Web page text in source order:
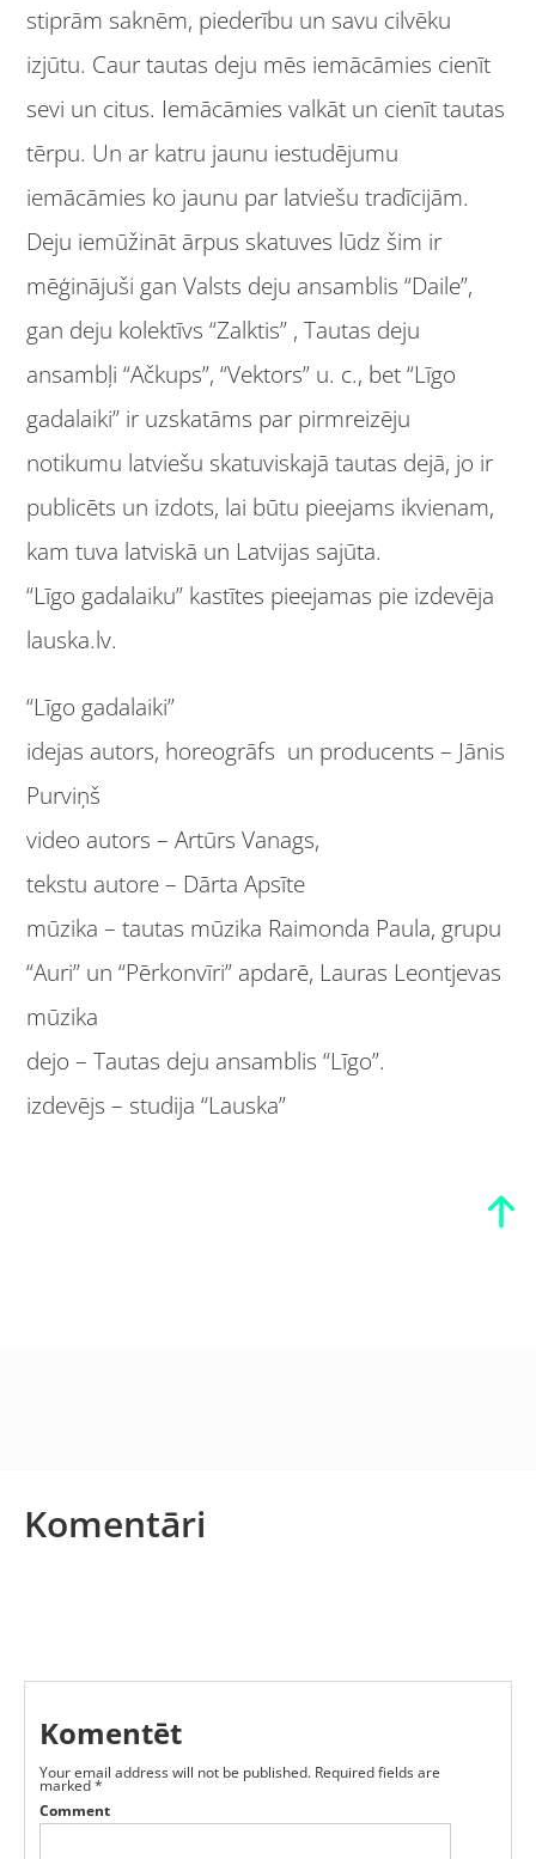
stiprām saknēm, piederību un savu cilvēku
izjūtu. Caur tautas deju mēs iemācāmies cienīt
sevi un citus. Iemācāmies valkāt un cienīt tautas
tērpu. Un ar katru jaunu iestudējumu
iemācāmies ko jaunu par latviešu tradīcijām.
Deju iemūžināt ārpus skatuves lūdz šim ir
mēģinājuši gan Valsts deju ansamblis “Daile”,
gan deju kolektīvs “Zalktis” , Tautas deju
ansambļi “Ačkups”, “Vektors” u. c., bet “Līgo
gadalaiki” ir uzskatāms par pirmreizēju
notikumu latviešu skatuviskajā tautas dejā, jo ir
publicēts un izdots, lai būtu pieejams ikvienam,
kam tuva latviskā un Latvijas sajūta.
“Līgo gadalaiku” kastītes pieejamas pie izdevēja
lauska.lv.
“Līgo gadalaiki”
idejas autors, horeogrāfs un producents – Jānis
Purviņš
video autors – Artūrs Vanags,
tekstu autore – Dārta Apsīte
mūzika – tautas mūzika Raimonda Paula, grupu
“Auri” un “Pērkonvīri” apdarē, Lauras Leontjevas
mūzika
dejo – Tautas deju ansamblis “Līgo”.
izdevējs – studija “Lauska”
Komentāri
Komentēt
Your email address will not be published. Required fields are
marked*
Comment